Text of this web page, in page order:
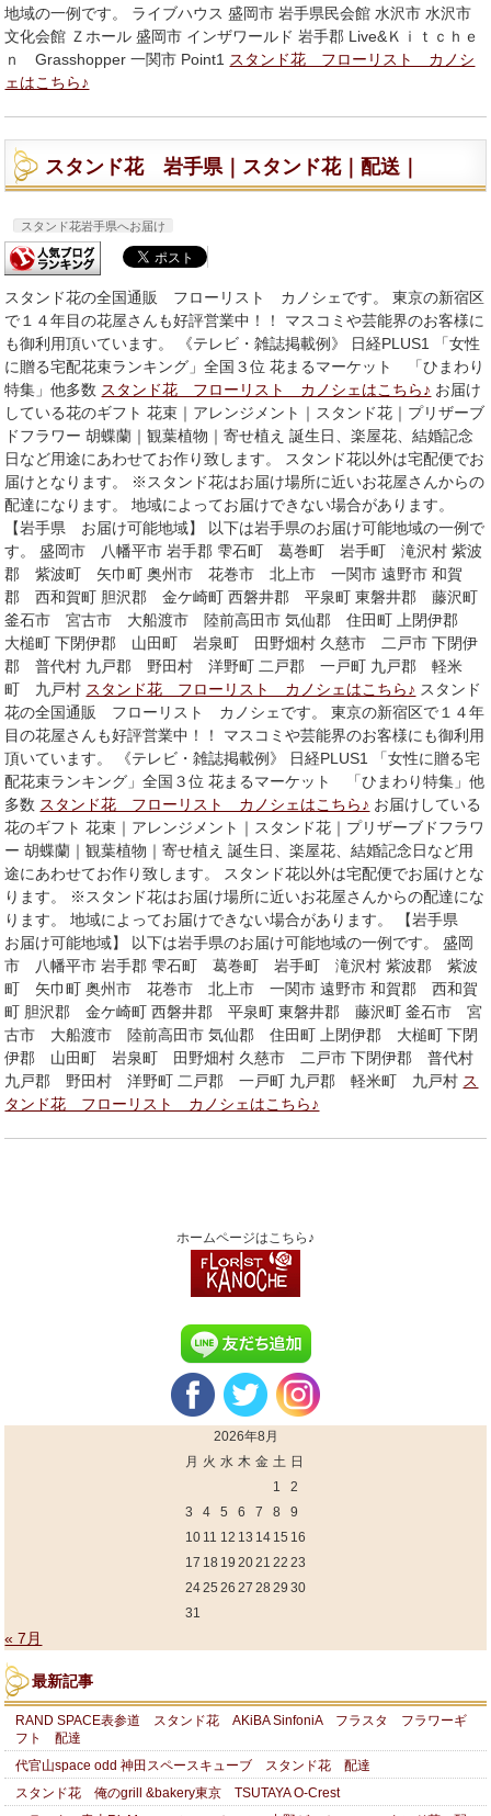
地域の一例です。 ライブハウス 盛岡市 岩手県民会館 水沢市 水沢市
文化会館 Ｚホール 盛岡市 インザワールド 岩手郡 Live&Ｋｉｔｃｈｅ
ｎ Grasshopper 一関市 Point1 スタンド花 フローリスト カノシ
ェはこちら♪
スタンド花 岩手県｜スタンド花｜配送｜
スタンド花岩手県へお届け
スタンド花の全国通販 フローリスト カノシェです。 東京の新宿区
で１４年目の花屋さんも好評営業中！！ マスコミや芸能界のお客様に
も御利用頂いています。 《テレビ・雑誌掲載例》 日経PLUS1 「女性
に贈る宅配花束ランキング」全国３位 花まるマーケット 「ひまわり
特集」他多数 スタンド花 フローリスト カノシェはこちら♪ お届け
している花のギフト 花束｜アレンジメント｜スタンド花｜プリザーブ
ドフラワー 胡蝶蘭｜観葉植物｜寄せ植え 誕生日、楽屋花、結婚記念
日など用途にあわせてお作り致します。 スタンド花以外は宅配便でお
届けとなります。 ※スタンド花はお届け場所に近いお花屋さんからの
配達になります。 地域によってお届けできない場合があります。
【岩手県 お届け可能地域】 以下は岩手県のお届け可能地域の一例で
す。 盛岡市 八幡平市 岩手郡 雫石町 葛巻町 岩手町 滝沢村 紫波
郡 紫波町 矢巾町 奥州市 花巻市 北上市 一関市 遠野市 和賀
郡 西和賀町 胆沢郡 金ケ崎町 西磐井郡 平泉町 東磐井郡 藤沢町
釜石市 宮古市 大船渡市 陸前高田市 気仙郡 住田町 上閉伊郡
大槌町 下閉伊郡 山田町 岩泉町 田野畑村 久慈市 二戸市 下閉伊
郡 普代村 九戸郡 野田村 洋野町 二戸郡 一戸町 九戸郡 軽米
町 九戸村 スタンド花 フローリスト カノシェはこちら♪ スタンド
花の全国通販 フローリスト カノシェです。 東京の新宿区で１４年
目の花屋さんも好評営業中！！ マスコミや芸能界のお客様にも御利用
頂いています。 《テレビ・雑誌掲載例》 日経PLUS1 「女性に贈る宅
配花束ランキング」全国３位 花まるマーケット 「ひまわり特集」他
多数 スタンド花 フローリスト カノシェはこちら♪ お届けしている
花のギフト 花束｜アレンジメント｜スタンド花｜プリザーブドフラワ
ー 胡蝶蘭｜観葉植物｜寄せ植え 誕生日、楽屋花、結婚記念日など用
途にあわせてお作り致します。 スタンド花以外は宅配便でお届けとな
ります。 ※スタンド花はお届け場所に近いお花屋さんからの配達にな
ります。 地域によってお届けできない場合があります。 【岩手県
お届け可能地域】 以下は岩手県のお届け可能地域の一例です。 盛岡
市 八幡平市 岩手郡 雫石町 葛巻町 岩手町 滝沢村 紫波郡 紫波
町 矢巾町 奥州市 花巻市 北上市 一関市 遠野市 和賀郡 西和賀
町 胆沢郡 金ケ崎町 西磐井郡 平泉町 東磐井郡 藤沢町 釜石市 宮
古市 大船渡市 陸前高田市 気仙郡 住田町 上閉伊郡 大槌町 下閉
伊郡 山田町 岩泉町 田野畑村 久慈市 二戸市 下閉伊郡 普代村
九戸郡 野田村 洋野町 二戸郡 一戸町 九戸郡 軽米町 九戸村 ス
タンド花 フローリスト カノシェはこちら♪
ホームページはこちら♪
2026年8月
月 火 水 木 金 土 日
1
2
3
4 5 6 7 8
9
10 11 12 13 14 15 16
17 18 19 2021 22 23
2425 26 27 28 29 30
31
« 7月
最新記事
RAND SPACE表参道 スタンド花 AKiBA SinfoniA フラスタ フラワーギ
フト 配達
代官山space odd 神田スペースキューブ スタンド花 配達
スタンド花 俺のgrill &bakery東京 TSUTAYA O-Crest